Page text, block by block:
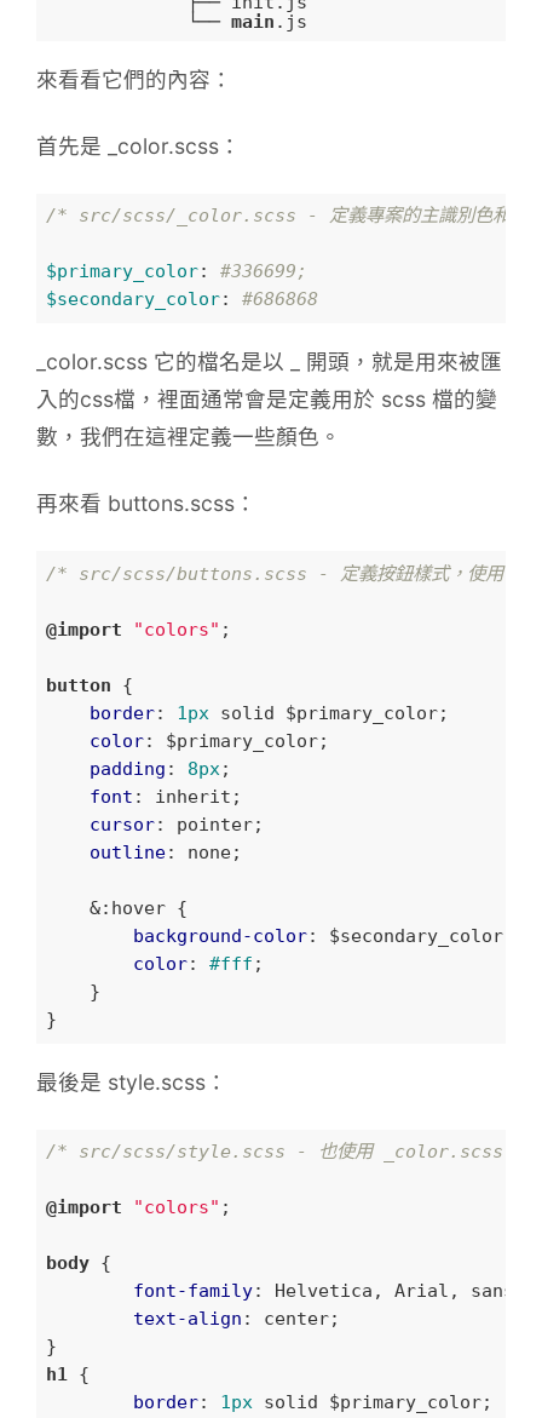
             └──
main .js
來看看它們的內容：
首先是 _color.scss：
/* src/scss/_color.scss - 定義專案的主識別色和次
$primary_color: #336699;
$secondary_color: #686868
_color.scss 它的檔名是以 _ 開頭，就是用來被匯
入的css檔，裡面通常會是定義用於 scss 檔的變
數，我們在這裡定義一些顏色。
再來看 buttons.scss：
/* src/scss/buttons.scss - 定義按鈕樣式，使用了
@import "colors" ;
button {
border: 1px solid $primary_color;
color: $primary_color;
padding : 8px;
font : inherit;
cursor: pointer;
outline: none;
    &
:hover {
background-color: $secondary_color;
color: #fff ;
    }
最後是 style.scss：
/* src/scss/style.scss - 也使用 _color.scss 的
@import "colors" ;
body {
font-family: Helvetica, Arial, sans-
text-align : center;
h1 {
border: 1px solid $primary_color;